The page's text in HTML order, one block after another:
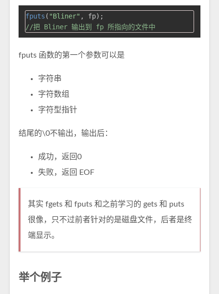
fputs ( "Bliner"
//把 Bliner 输出到 fp 所指向的文件中
fputs 函数的第一个参数可以是
字符串
字符数组
字符型指针
结尾的\0不输出，输出后：
成功，返回0
失败，返回 EOF
其实 fgets 和 fputs 和之前学习的 gets 和 puts
很像，只不过前者针对的是磁盘文件，后者是终
端显示。
举个例子